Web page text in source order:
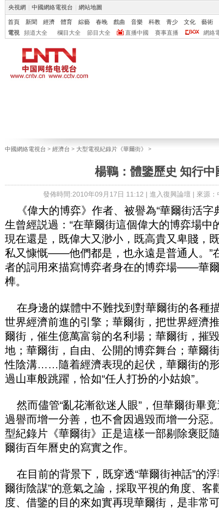
央視網 中國網絡電視台 網站地圖
首頁 新聞 經濟 體育 綜藝 春晚 戲曲 音樂 科教 青少 文化
藝術
電視
頻道大全 欄目大全 節目大全 直播中國 賽事直播 網絡
中國網絡電視台 > 經濟台 > 大型電視紀錄片《華爾街》 >
楊鶤：體鑒歷史 知行中
發佈時間:2010年09月17日 11:12 | 進入復興論壇 | 來源：
《偉大的博弈》作者、被譽為“華爾街活字
生曾經説過：“在華爾街這個偉大的博弈場中
現在還是，既偉大又渺小，既高貴又卑賤，
私又慷慨——他們都是，也永遠是普通人。”
者的詞用來描寫博弈者身在的博弈場——華
榫。
在身邊的媒體中不難找到對華爾街的各種
世界經濟前進的引擎；華爾街，把世界經濟
爾街，催生億萬富翁的名利場；華爾街，摧
地；華爾街，自由、公開的博弈舞台；華爾
性陰溝……隨着經濟表現的起伏，華爾街的
過山車般跳躍，恰如“任人打扮的小姑娘”。
然而儘管“亂花漸欲迷人眼”，但華爾街畢
過譽而增一分善，也不會因過毀而增一分惡
型紀錄片《華爾街》正是這樣一部剔除褒貶
爾街百年曆史的寫實之作。
在目前的背景下，既穿透“華爾街神話”的
爾街陰謀”的意氣之論，採取平視的角度、客
度、借鑒的目的來如實再現華爾街，是非常